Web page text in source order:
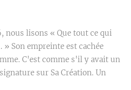
nous lisons « Que tout ce qui
Son empreinte est cachée
C'est comme s'il y avait un
sur Sa Création. Un